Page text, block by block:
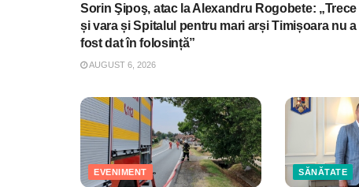
Sorin Şipoş, atac la Alexandru Rogobete: „Trece
și vara și Spitalul pentru mari arși Timișoara nu a
fost dat în folosință”
AUGUST 6, 2026
EVENIMENT SĂNĂTATE